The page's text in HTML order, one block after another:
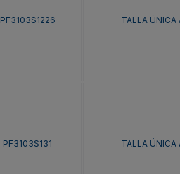
PF3103S1226 TALLA ÚNICA
PF3103S131 TALLA ÚNICA